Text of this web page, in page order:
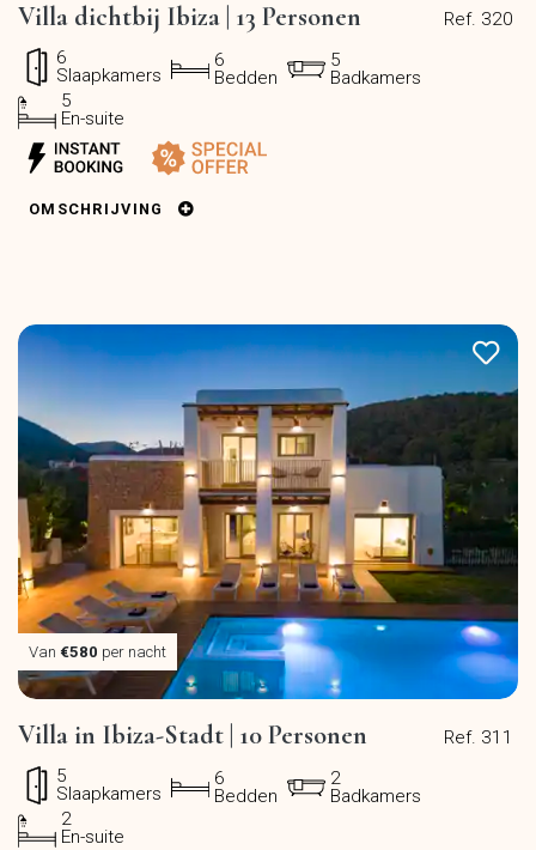
Ref. 320
Villa dichtbij Ibiza | 13 Personen
6
Slaapkamers
6
Bedden
5
Badkamers
5
En-suite
OMSCHRIJVING
Van €580 per nacht
Ref. 311
Villa in Ibiza-Stadt | 10 Personen
5
Slaapkamers
6
Bedden
2
Badkamers
2
En-suite